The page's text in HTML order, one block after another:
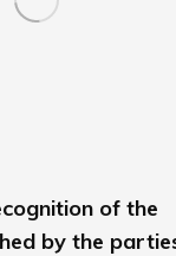
of the
by the